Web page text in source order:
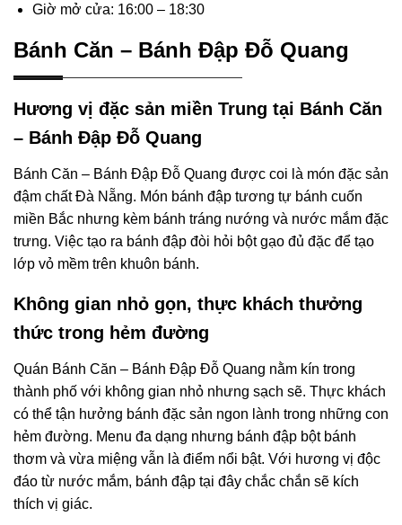
Giờ mở cửa: 16:00 – 18:30
Bánh Căn – Bánh Đập Đỗ Quang
Hương vị đặc sản miền Trung tại Bánh Căn
– Bánh Đập Đỗ Quang
Bánh Căn – Bánh Đập Đỗ Quang được coi là món đặc sản
đậm chất Đà Nẵng. Món bánh đập tương tự bánh cuốn
miền Bắc nhưng kèm bánh tráng nướng và nước mắm đặc
trưng. Việc tạo ra bánh đập đòi hỏi bột gạo đủ đặc để tạo
lớp vỏ mềm trên khuôn bánh.
Không gian nhỏ gọn, thực khách thưởng
thức trong hẻm đường
Quán Bánh Căn – Bánh Đập Đỗ Quang nằm kín trong
thành phố với không gian nhỏ nhưng sạch sẽ. Thực khách
có thể tận hưởng bánh đặc sản ngon lành trong những con
hẻm đường. Menu đa dạng nhưng bánh đập bột bánh
thơm và vừa miệng vẫn là điểm nổi bật. Với hương vị độc
đáo từ nước mắm, bánh đập tại đây chắc chắn sẽ kích
thích vị giác.